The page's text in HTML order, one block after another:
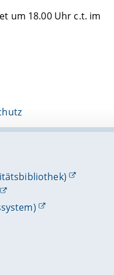
um 18.00 Uhr c.t. im